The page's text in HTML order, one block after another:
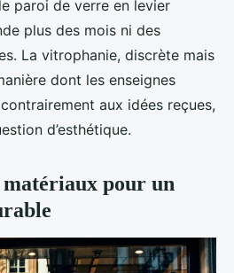
paroi de verre en levier
plus des mois ni des
La vitrophanie, discrète mais
dont les enseignes
aux idées reçues,
d’esthétique.
matériaux pour un